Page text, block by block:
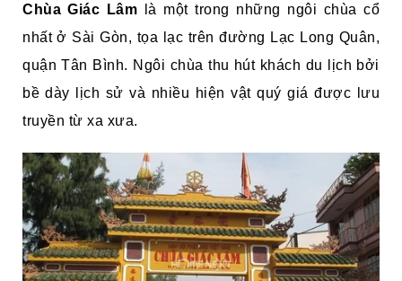
Chùa Giác Lâm là một trong những ngôi chùa cổ
nhất ở Sài Gòn, tọa lạc trên đường Lạc Long Quân,
quận Tân Bình. Ngôi chùa thu hút khách du lịch bởi
bề dày lịch sử và nhiều hiện vật quý giá được lưu
truyền từ xa xưa.